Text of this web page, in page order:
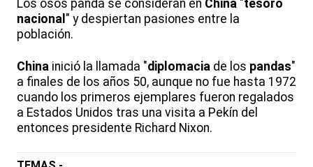
Los osos panda se consideran en China "tesoro
nacional " y despiertan pasiones entre la
población.
China inició la llamada "diplomacia de los pandas"
a finales de los años 50, aunque no fue hasta 1972
cuando los primeros ejemplares fueron regalados
a Estados Unidos tras una visita a Pekín del
entonces presidente Richard Nixon.